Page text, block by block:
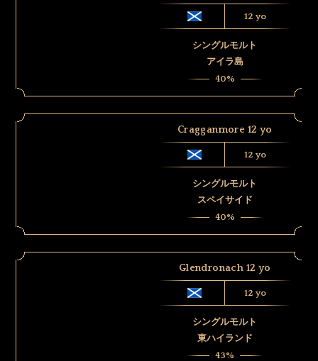
12 yo
シングルモルト
アイラ島
40%
Cragganmore 12 yo
12 yo
シングルモルト
スペイサイド
40%
Glendronach 12 yo
12 yo
シングルモルト
東ハイランド
43%